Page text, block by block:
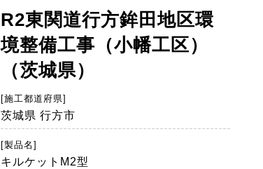
R2東関道行方鉾田地区環
境整備工事（小幡工区）
（茨城県）
[施工都道府県]
茨城県 行方市
[製品名]
キルケットM2型